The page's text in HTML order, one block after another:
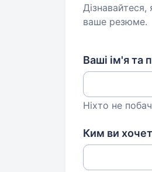
Дізнавайтеся,
ваше резюме.
Ваші ім'я та
Ніхто не
Ким ви